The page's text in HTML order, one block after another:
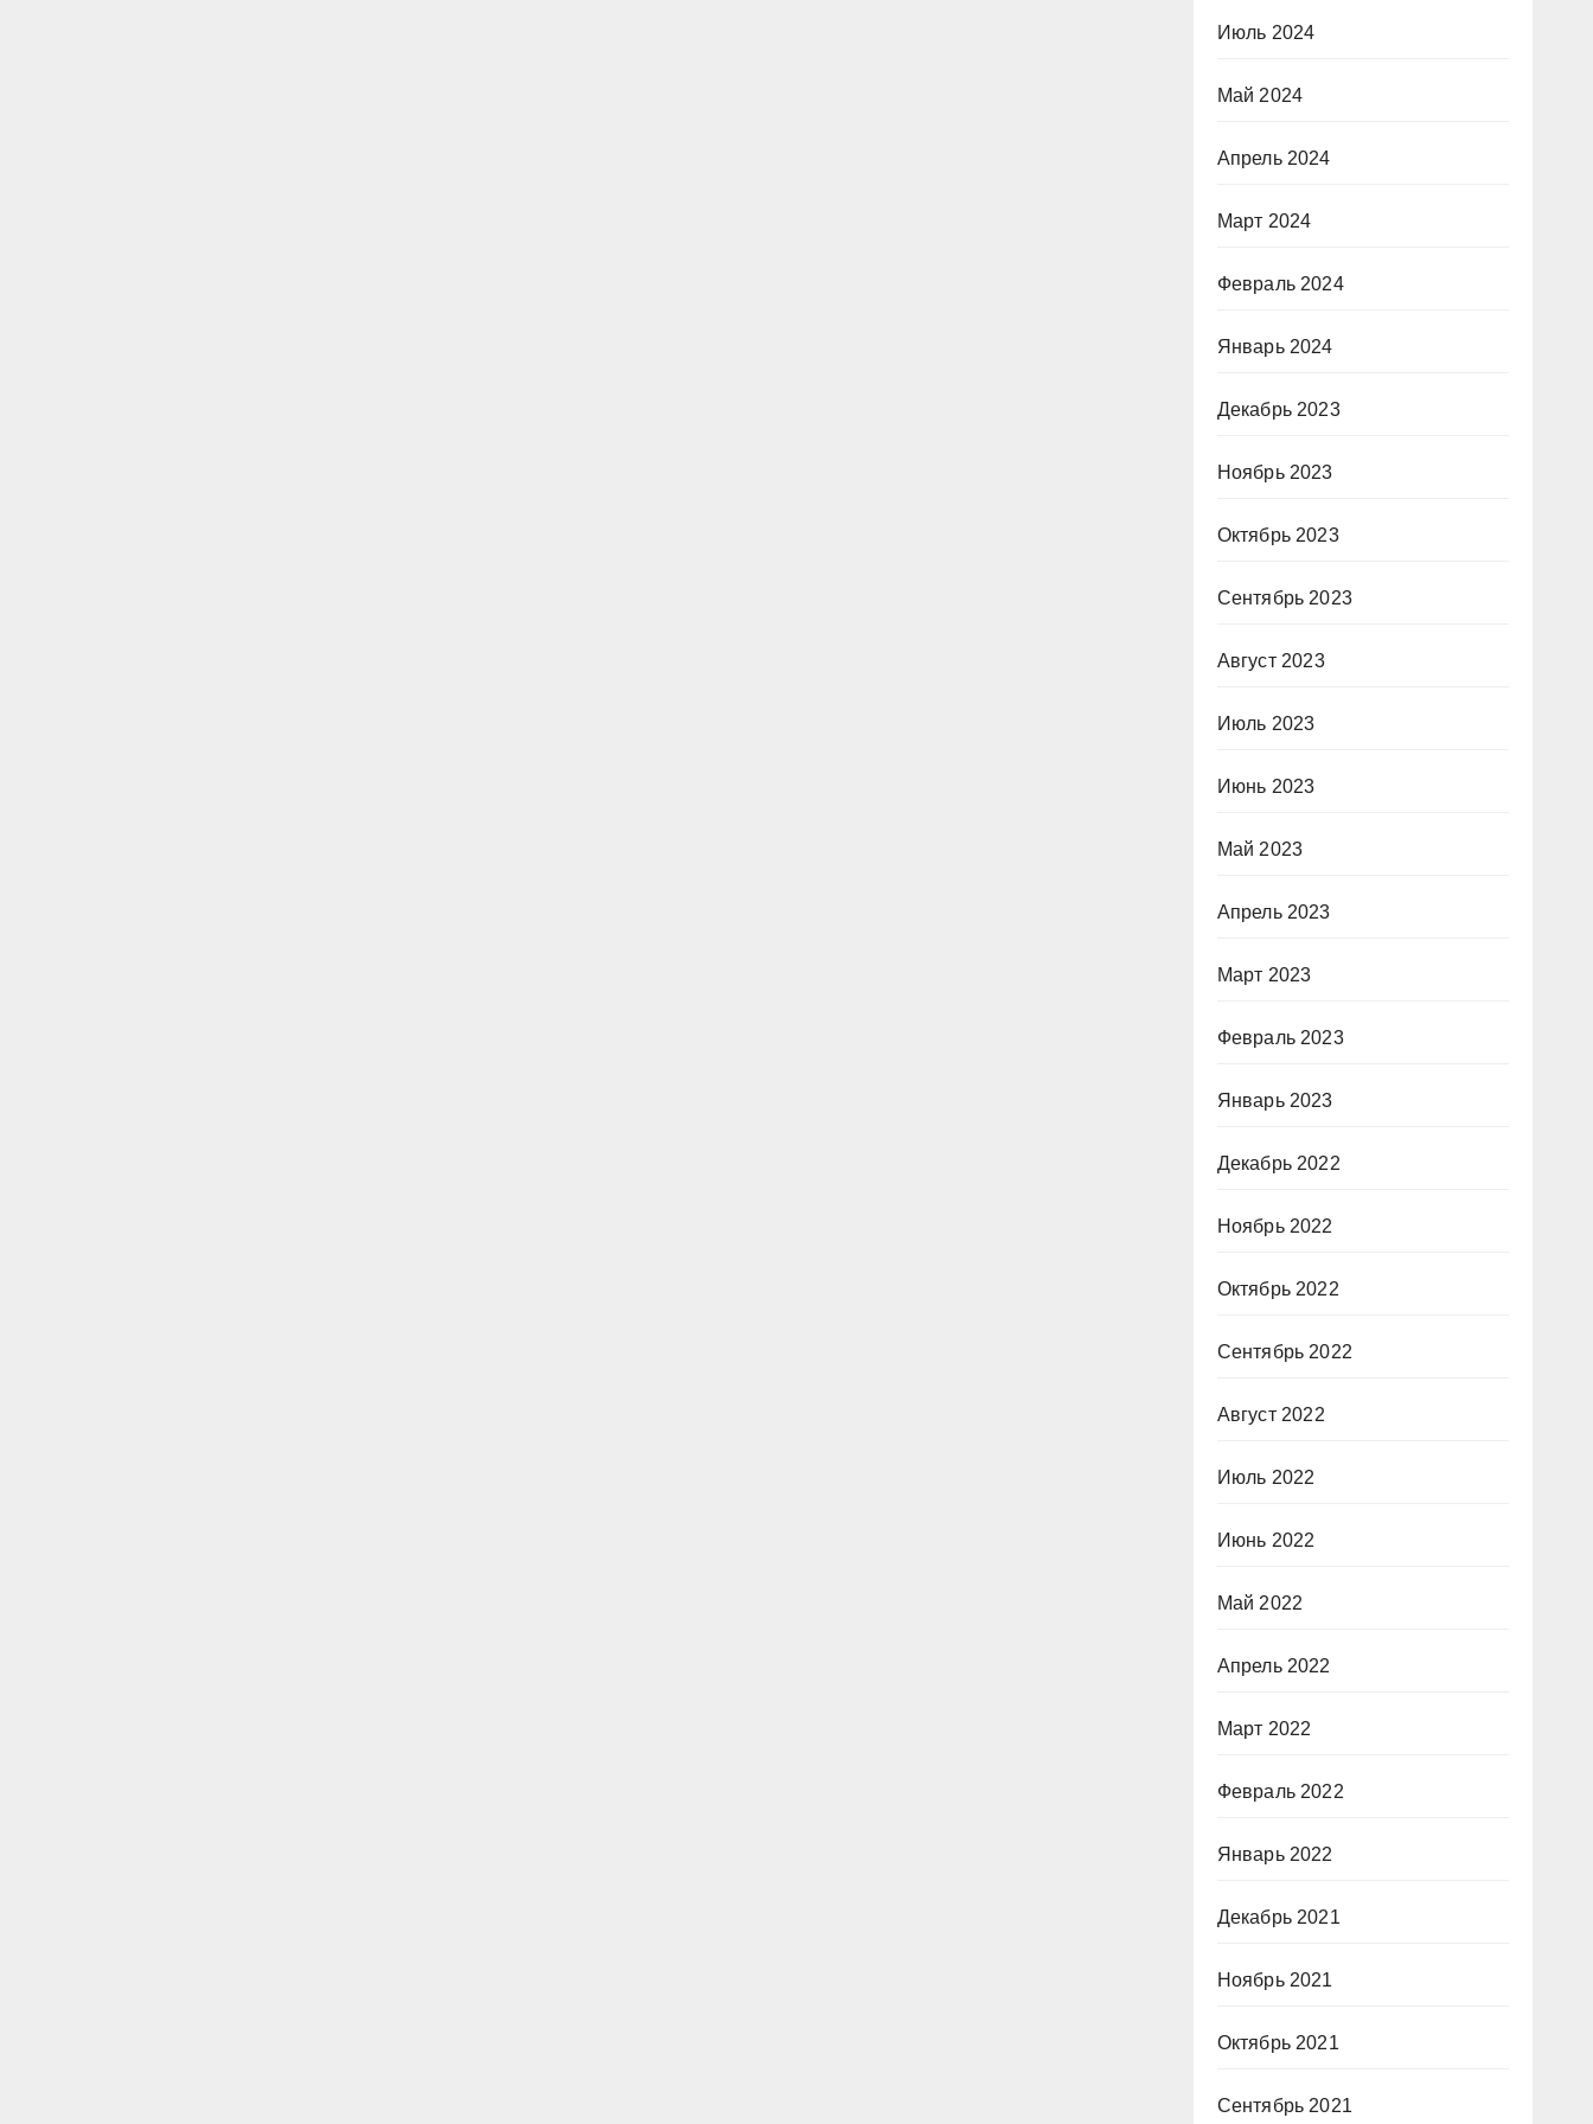
Июль 2024
Май 2024
Апрель 2024
Март 2024
Февраль 2024
Январь 2024
Декабрь 2023
Ноябрь 2023
Октябрь 2023
Сентябрь 2023
Август 2023
Июль 2023
Июнь 2023
Май 2023
Апрель 2023
Март 2023
Февраль 2023
Январь 2023
Декабрь 2022
Ноябрь 2022
Октябрь 2022
Сентябрь 2022
Август 2022
Июль 2022
Июнь 2022
Май 2022
Апрель 2022
Март 2022
Февраль 2022
Январь 2022
Декабрь 2021
Ноябрь 2021
Октябрь 2021
Сентябрь 2021